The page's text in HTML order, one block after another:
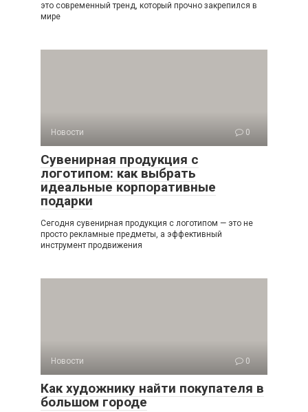
это современный тренд, который прочно закрепился в
мире
Новости 0
Сувенирная продукция с
логотипом: как выбрать
идеальные корпоративные
подарки
Сегодня сувенирная продукция с логотипом — это не
просто рекламные предметы, а эффективный
инструмент продвижения
Новости 0
Как художнику найти покупателя в
большом городе